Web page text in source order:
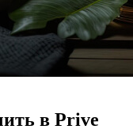
в Prive